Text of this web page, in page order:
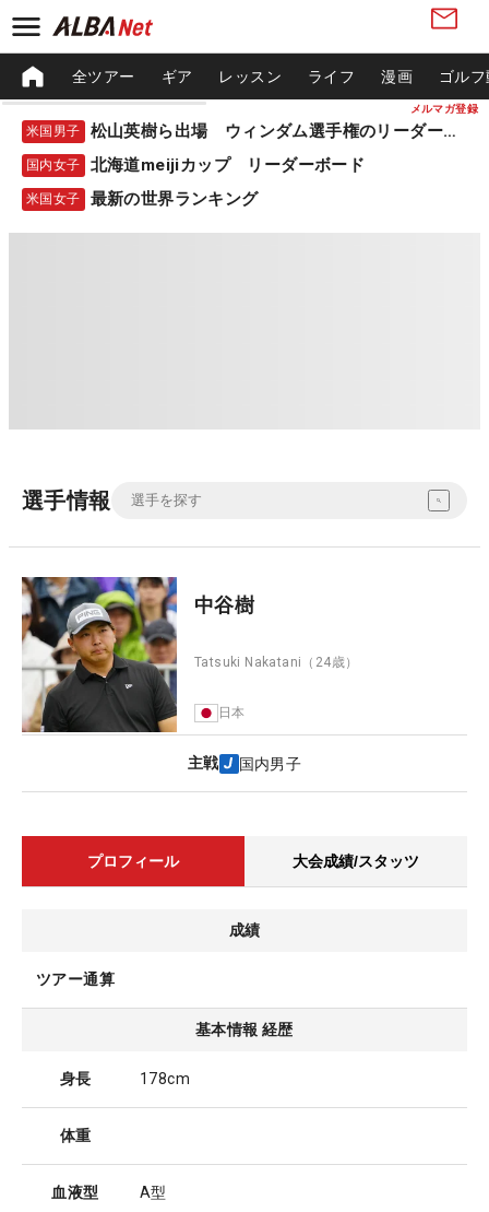
メルマガ登録
全ツアー ギア レッスン ライフ 漫画 ゴル
米国男子 松山英樹ら出場 ウィンダム選手権のリーダーボード
国内女子 北海道meijiカップ リーダーボード
米国女子 最新の世界ランキング
選手情報
中谷樹
Tatsuki Nakatani （24歳）
日本
主戦 国内男子
プロフィール 大会成績/スタッツ
成績
ツアー通算
基本情報 経歴
身長 178cm
体重
血液型 A型